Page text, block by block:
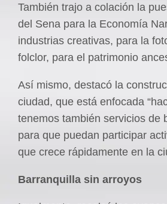
También trajo a colación la
del Sena para la Economía
industrias creativas, para la
folclor, para el patrimonio
Así mismo, destacó la
ciudad, que está enfocada
tenemos también servicios de
para que puedan participar
que crece rápidamente en la
Barranquilla sin arroyos